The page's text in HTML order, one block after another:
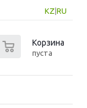
KZ RU
Корзина
пуста